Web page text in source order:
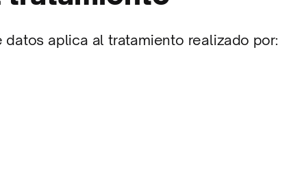
aplica al tratamiento realizado por: